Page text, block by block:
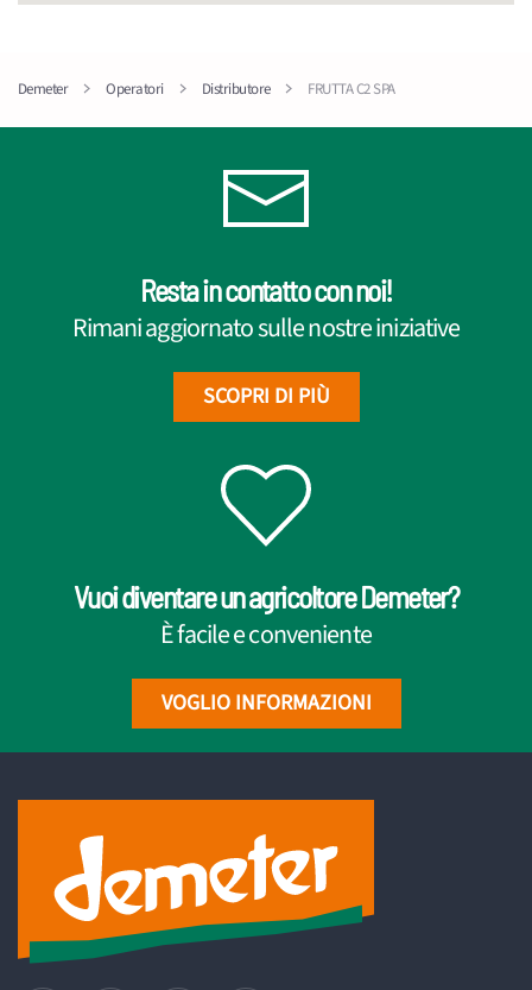
Demeter Operatori Distributore FRUTTA C2 SPA
Resta in contatto con noi!
Rimani aggiornato sulle nostre iniziative
SCOPRI DI PIÙ
Vuoi diventare un agricoltore Demeter?
È facile e conveniente
VOGLIO INFORMAZIONI